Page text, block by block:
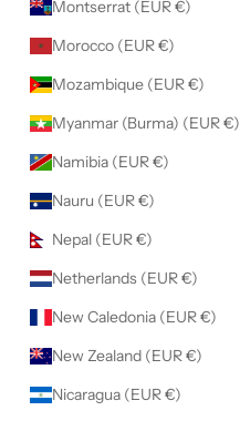
Montserrat (EUR €)
Morocco (EUR €)
Mozambique (EUR €)
Myanmar (Burma) (EUR €)
Namibia (EUR €)
Nauru (EUR €)
Nepal (EUR €)
Netherlands (EUR €)
New Caledonia (EUR €)
New Zealand (EUR €)
Nicaragua (EUR €)